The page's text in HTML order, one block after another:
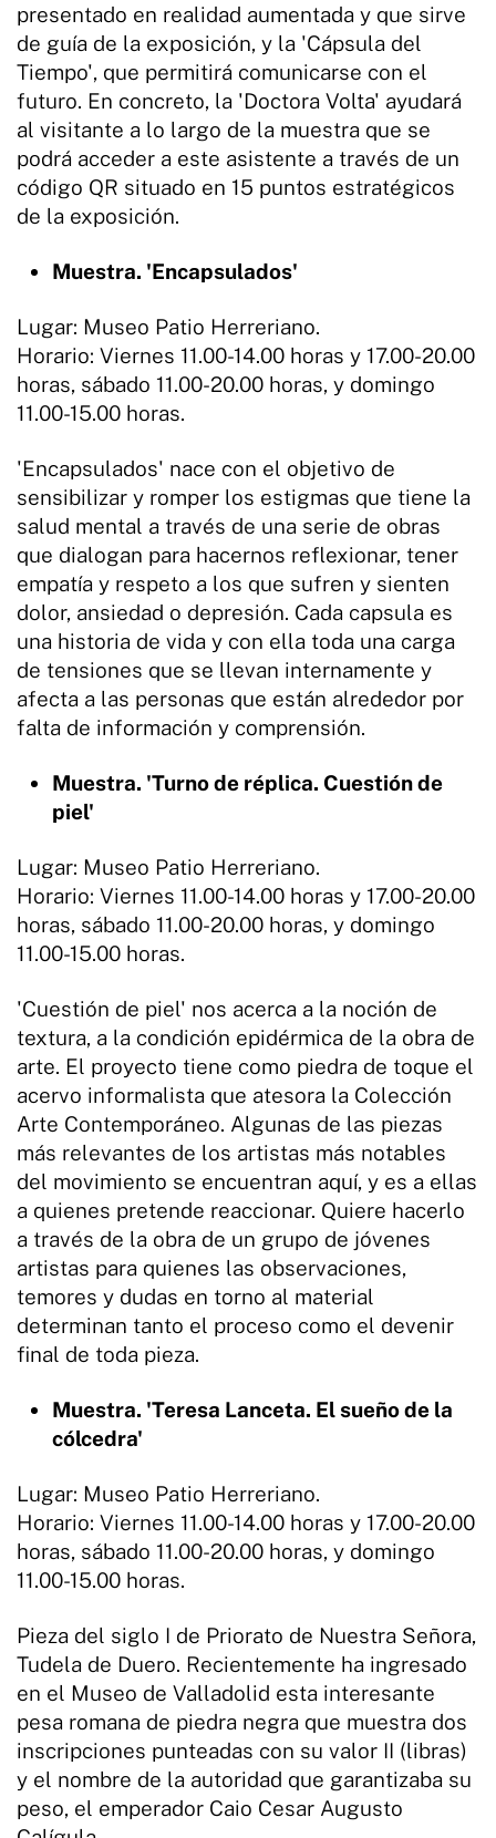
presentado en realidad aumentada y que sirve
de guía de la exposición, y la 'Cápsula del
Tiempo', que permitirá comunicarse con el
futuro. En concreto, la 'Doctora Volta' ayudará
al visitante a lo largo de la muestra que se
podrá acceder a este asistente a través de un
código QR situado en 15 puntos estratégicos
de la exposición.
Muestra. 'Encapsulados'
Lugar: Museo Patio Herreriano.
Horario: Viernes 11.00-14.00 horas y 17.00-20.00
horas, sábado 11.00-20.00 horas, y domingo
11.00-15.00 horas.
'Encapsulados' nace con el objetivo de
sensibilizar y romper los estigmas que tiene la
salud mental a través de una serie de obras
que dialogan para hacernos reflexionar, tener
empatía y respeto a los que sufren y sienten
dolor, ansiedad o depresión. Cada capsula es
una historia de vida y con ella toda una carga
de tensiones que se llevan internamente y
afecta a las personas que están alrededor por
falta de información y comprensión.
Muestra. 'Turno de réplica. Cuestión de
piel'
Lugar: Museo Patio Herreriano.
Horario: Viernes 11.00-14.00 horas y 17.00-20.00
horas, sábado 11.00-20.00 horas, y domingo
11.00-15.00 horas.
'Cuestión de piel' nos acerca a la noción de
textura, a la condición epidérmica de la obra de
arte. El proyecto tiene como piedra de toque el
acervo informalista que atesora la Colección
Arte Contemporáneo. Algunas de las piezas
más relevantes de los artistas más notables
del movimiento se encuentran aquí, y es a ellas
a quienes pretende reaccionar. Quiere hacerlo
a través de la obra de un grupo de jóvenes
artistas para quienes las observaciones,
temores y dudas en torno al material
determinan tanto el proceso como el devenir
final de toda pieza.
Muestra. 'Teresa Lanceta. El sueño de la
cólcedra'
Lugar: Museo Patio Herreriano.
Horario: Viernes 11.00-14.00 horas y 17.00-20.00
horas, sábado 11.00-20.00 horas, y domingo
11.00-15.00 horas.
Pieza del siglo I de Priorato de Nuestra Señora,
Tudela de Duero. Recientemente ha ingresado
en el Museo de Valladolid esta interesante
pesa romana de piedra negra que muestra dos
inscripciones punteadas con su valor II (libras)
y el nombre de la autoridad que garantizaba su
peso, el emperador Caio Cesar Augusto